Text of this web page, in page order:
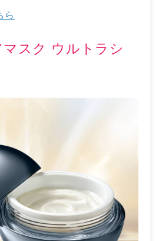
ら
スク ウルトラシ